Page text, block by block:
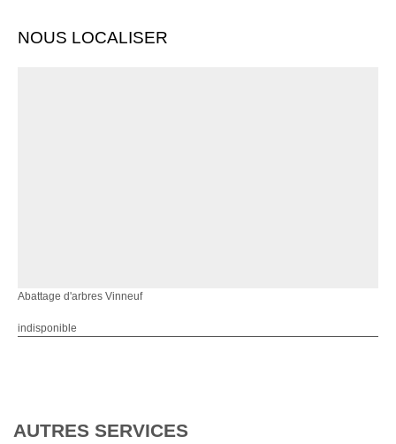
NOUS LOCALISER
Abattage d'arbres Vinneuf
indisponible
AUTRES SERVICES